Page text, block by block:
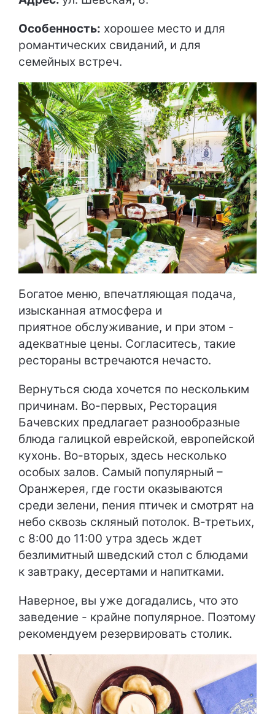
Особенность: хорошее место и для
романтических свиданий, и для
семейных встреч.
Богатое меню, впечатляющая подача,
изысканная атмосфера и
приятное обслуживание, и при этом -
адекватные цены. Согласитесь, такие
рестораны встречаются нечасто.
Вернуться сюда хочется по нескольким
причинам. Во-первых, Ресторация
Бачевских предлагает разнообразные
блюда галицкой еврейской, европейской
кухонь. Во-вторых, здесь несколько
особых залов. Самый популярный –
Оранжерея, где гости оказываются
среди зелени, пения птичек и смотрят на
небо сквозь скляный потолок. В-третьих,
с 8:00 до 11:00 утра здесь ждет
безлимитный шведский стол с блюдами
к завтраку, десертами и напитками.
Наверное, вы уже догадались, что это
заведение - крайне популярное. Поэтому
рекомендуем резервировать столик.